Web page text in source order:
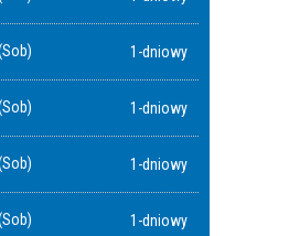
1-dniowy
1-dniowy
1-dniowy
1-dniowy